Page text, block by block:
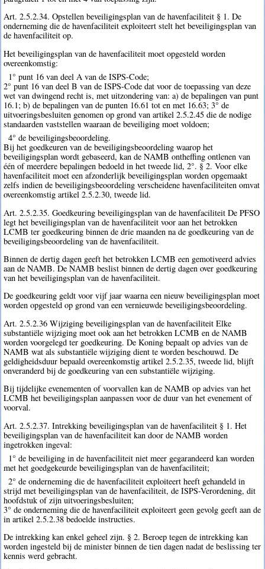
Art. 2.5.2.34. Opstellen beveiligingsplan van de havenfaciliteit § 1. De
onderneming die de havenfaciliteit exploiteert stelt het beveiligingsplan van
de havenfaciliteit op.
Het beveiligingsplan van de havenfaciliteit moet opgesteld worden
overeenkomstig:
1° punt 16 van deel A van de ISPS-Code;
2° punt 16 van deel B van de ISPS-Code dat voor de toepassing van deze
wet van dwingend recht is, met uitzondering van: a) de bepalingen van punt
16.1; b) de bepalingen van de punten 16.61 tot en met 16.63; 3° de
uitvoeringsbesluiten genomen op grond van artikel 2.5.2.45 die de nodige
standaarden vaststellen waaraan de beveiliging moet voldoen;
4° de beveiligingsbeoordeling.
Bij het goedkeuren van de beveiligingsbeoordeling waarop het
beveiligingsplan wordt gebaseerd, kan de NAMB ontheffing ontlenen van
één of meerdere bepalingen bedoeld in het tweede lid, 2°. § 2. Voor elke
havenfaciliteit moet een afzonderlijk beveiligingsplan worden opgemaakt
zelfs indien de beveiligingsbeoordeling verscheidene havenfaciliteiten omvat
overeenkomstig artikel 2.5.2.30, tweede lid.
Art. 2.5.2.35. Goedkeuring beveiligingsplan van de havenfaciliteit De PFSO
legt het beveiligingsplan van de havenfaciliteit voor aan het betrokken
LCMB ter goedkeuring binnen de drie maanden na de goedkeuring van de
beveiligingsbeoordeling van de havenfaciliteit.
Binnen de dertig dagen geeft het betrokken LCMB een gemotiveerd advies
aan de NAMB. De NAMB beslist binnen de dertig dagen over goedkeuring
van het beveiligingsplan van de havenfaciliteit.
De goedkeuring geldt voor vijf jaar waarna een nieuw beveiligingsplan moet
worden opgesteld op grond van een vernieuwde beveiligingsbeoordeling.
Art. 2.5.2.36 Wijziging beveiligingsplan van de havenfaciliteit Elke
substantiële wijziging moet ook aan het betrokken LCMB en de NAMB
worden voorgelegd ter goedkeuring. De Koning bepaalt op advies van de
NAMB wat als substantiële wijziging dient te worden beschouwd. De
geldigheidsduur bepaald overeenkomstig artikel 2.5.2.35, tweede lid, blijft
onveranderd bij de goedkeuring van een substantiële wijziging.
Bij tijdelijke evenementen of voorvallen kan de NAMB op advies van het
LCMB het beveiligingsplan aanpassen voor de duur van het evenement of
voorval.
Art. 2.5.2.37. Intrekking beveiligingsplan van de havenfaciliteit § 1. Het
beveiligingsplan van de havenfaciliteit kan door de NAMB worden
ingetrokken ingeval:
1° de beveiliging in de havenfaciliteit niet meer gegarandeerd kan worden
met het goedgekeurde beveiligingsplan van de havenfaciliteit;
2° de onderneming die de havenfaciliteit exploiteert heeft gehandeld in
strijd met beveiligingsplan van de havenfaciliteit, de ISPS-Verordening, dit
hoofdstuk of zijn uitvoeringsbesluiten;
3° de onderneming die de havenfaciliteit exploiteert geen gevolg geeft aan de
in artikel 2.5.2.38 bedoelde instructies.
De intrekking kan enkel geheel zijn. § 2. Beroep tegen de intrekking kan
worden ingesteld bij de minister binnen de tien dagen nadat de beslissing ter
kennis werd gebracht.